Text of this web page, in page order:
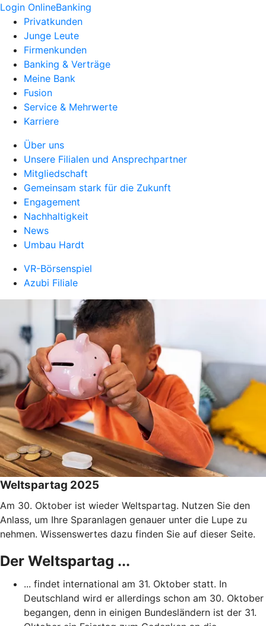
Login OnlineBanking
Privatkunden
Junge Leute
Firmenkunden
Banking & Verträge
Meine Bank
Fusion
Service & Mehrwerte
Karriere
Über uns
Unsere Filialen und Ansprechpartner
Mitgliedschaft
Gemeinsam stark für die Zukunft
Engagement
Nachhaltigkeit
News
Umbau Hardt
VR-Börsenspiel
Azubi Filiale
Weltspartag 2025
Am 30. Oktober ist wieder Weltspartag. Nutzen Sie den
Anlass, um Ihre Sparanlagen genauer unter die Lupe zu
nehmen. Wissenswertes dazu finden Sie auf dieser Seite.
Der Weltspartag ...
... findet international am 31. Oktober statt. In
Deutschland wird er allerdings schon am 30. Oktober
begangen, denn in einigen Bundesländern ist der 31.